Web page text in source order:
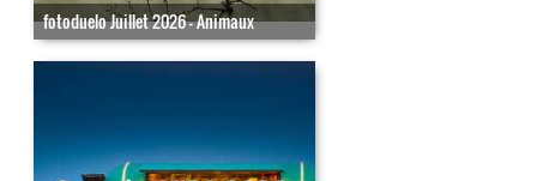
fotoduelo Juillet 2026 - Animaux